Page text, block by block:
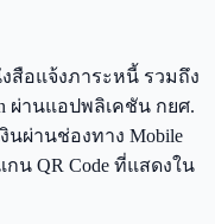
สือแจ้งภาระหนี้ รวมถึง
ผ่านแอปพลิเคชัน กยศ.
นผ่านช่องทาง Mobile
น QR Code ที่แสดงใน